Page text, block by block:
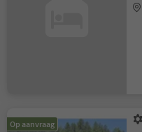
Op aanvraag